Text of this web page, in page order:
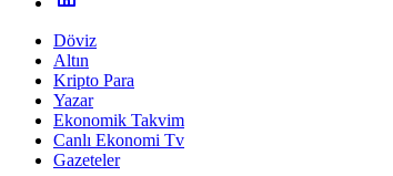
Döviz
Altın
Kripto Para
Yazar
Ekonomik Takvim
Canlı Ekonomi Tv
Gazeteler